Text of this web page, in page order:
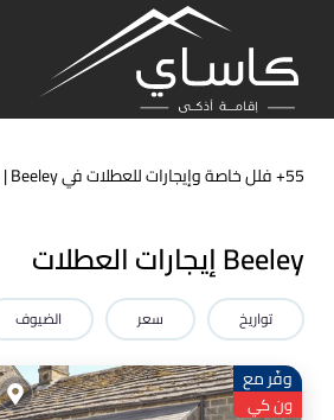
55+ فلل خاصة وإيجارات للعطلات في Beeley |
Beeley إيجارات العطلات
تواريخ سعر الضيوف
وفّر مع
ون كي